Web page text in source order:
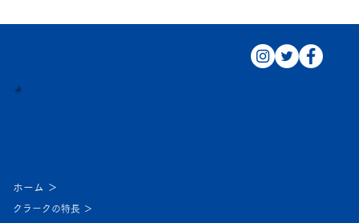
ホーム ＞
クラークの特長 ＞